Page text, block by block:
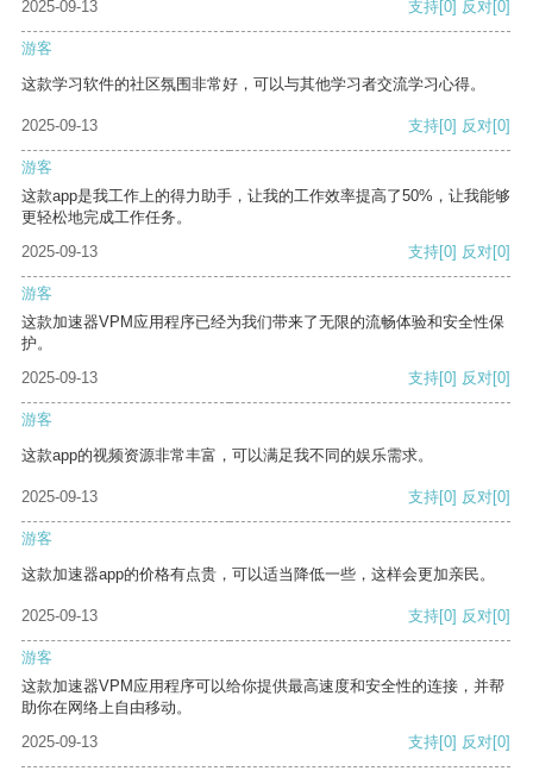
2025-09-13 支持[0] 反对[0]
游客
这款学习软件的社区氛围非常好，可以与其他学习者交流学习心得。
2025-09-13 支持[0] 反对[0]
游客
这款app是我工作上的得力助手，让我的工作效率提高了50%，让我能够
更轻松地完成工作任务。
2025-09-13
支持[0] 反对[0]
游客
这款加速器VPM应用程序已经为我们带来了无限的流畅体验和安全性保
护。
2025-09-13
支持[0] 反对[0]
游客
这款app的视频资源非常丰富，可以满足我不同的娱乐需求。
2025-09-13 支持[0] 反对[0]
游客
这款加速器app的价格有点贵，可以适当降低一些，这样会更加亲民。
2025-09-13 支持[0] 反对[0]
游客
这款加速器VPM应用程序可以给你提供最高速度和安全性的连接，并帮
助你在网络上自由移动。
2025-09-13
支持[0] 反对[0]